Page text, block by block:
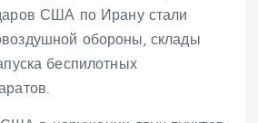
США по Ирану стали
обороны, склады
беспилотных